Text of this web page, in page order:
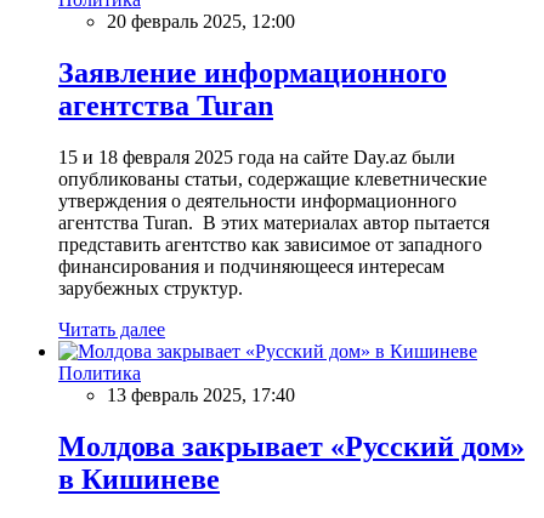
20 февраль 2025, 12:00
Заявление информационного
агентства Turan
15 и 18 февраля 2025 года на сайте Day.az были
опубликованы статьи, содержащие клеветнические
утверждения о деятельности информационного
агентства Turan. В этих материалах автор пытается
представить агентство как зависимое от западного
финансирования и подчиняющееся интересам
зарубежных структур.
Читать далее
Политика
13 февраль 2025, 17:40
Молдова закрывает «Русский дом»
в Кишиневе